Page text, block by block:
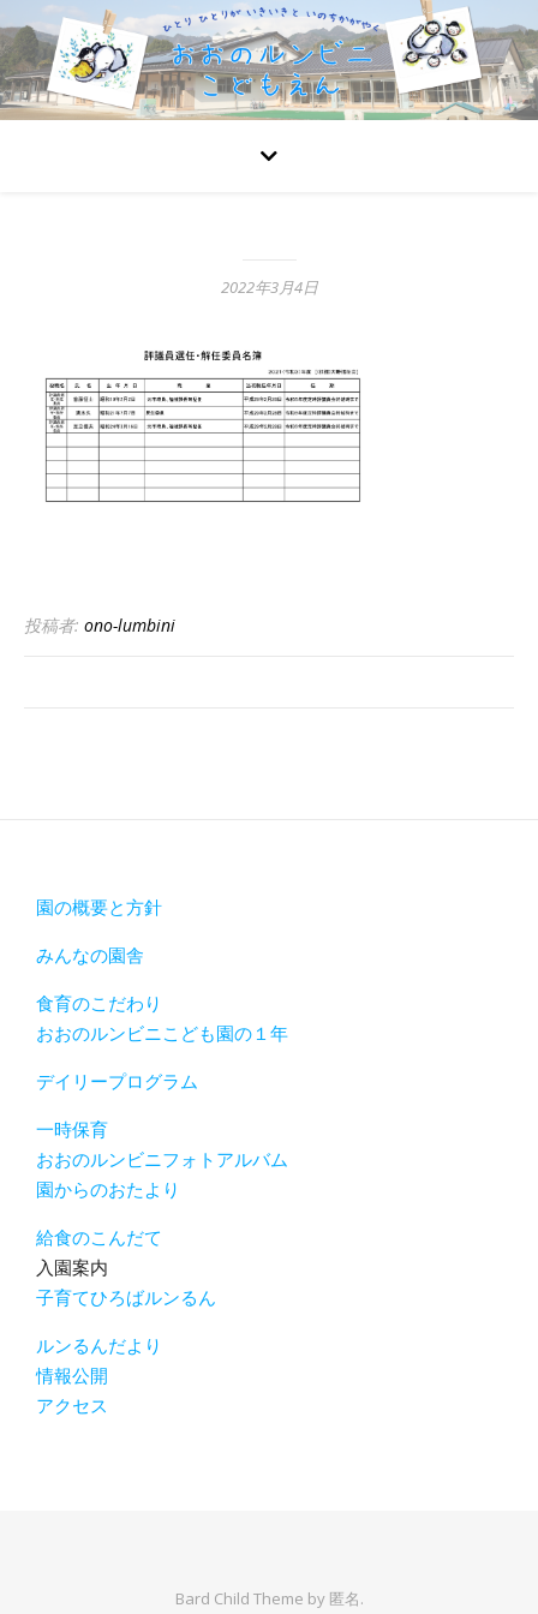
2022年3月4日
投稿者: ono-lumbini
園の概要と方針
みんなの園舎
食育のこだわり
おおのルンビニこども園の１年
デイリープログラム
一時保育
おおのルンビニフォトアルバム
園からのおたより
給食のこんだて
入園案内
子育てひろばルンるん
ルンるんだより
情報公開
アクセス
Bard Child Theme by 匿名.